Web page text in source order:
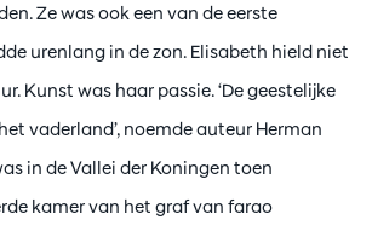
Ze was ook een van de eerste
urenlang in de zon. Elisabeth hield niet
Kunst was haar passie. ‘De geestelijke
vaderland’, noemde auteur Herman
in de Vallei der Koningen toen
kamer van het graf van farao